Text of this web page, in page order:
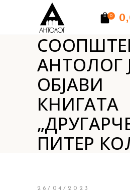
0
Нема производи.
АНТОЛОГ
ОБЈАВИ
КНИГАТА
ПИТЕР
26/04/2023